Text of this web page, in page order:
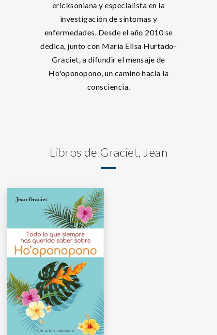
ericksoniana y especialista en la
investigación de síntomas y
enfermedades. Desde el año 2010 se
dedica, junto con María Elisa Hurtado-
Graciet, a difundir el mensaje de
Ho'oponopono, un camino hacia la
consciencia.
Libros de Graciet, Jean